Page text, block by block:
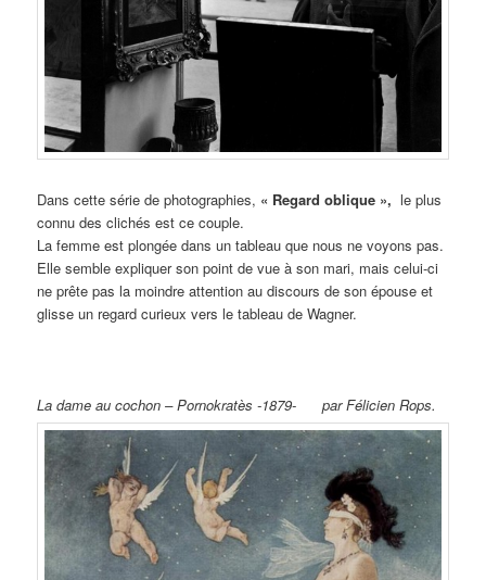
Dans cette série de photographies, « Regard oblique », le plus
connu des clichés est ce couple.
La femme est plongée dans un tableau que nous ne voyons pas.
Elle semble expliquer son point de vue à son mari, mais celui-ci
ne prête pas la moindre attention au discours de son épouse et
glisse un regard curieux vers le tableau de Wagner.
La dame au cochon – Pornokratès -1879- par Félicien Rops.